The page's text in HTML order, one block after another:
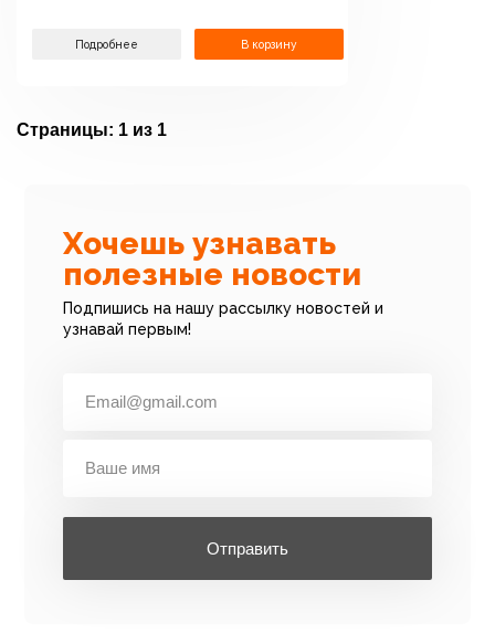
Подробнее В корзину
Страницы: 1 из 1
Хочешь узнавать
полезные новости
Подпишись на нашу рассылку новостей и
узнавай первым!
Отправить